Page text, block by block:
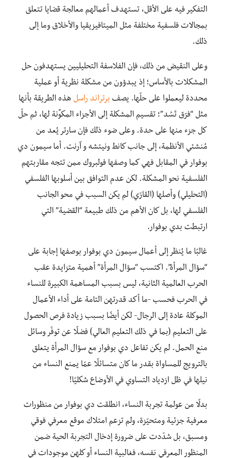
التفكير فيه على الأقل، تستهدف أعمالهم معالجة قضايا تتعلق
بمجالات فلسفية مختلفة مثل الميتافيزيقيا والأخلاق وما إلى
ذلك.
وعلى النقيض من ذلك، فإن الفلاسفة التحليليين يستهدفون حل
المشكلات بالأساس؛ إذ يبدؤون من مشكلة نظرية أو عملية
محددة ليعملوا على حلّها. يصف برتراند راسل هذه الطريقة بأنها
مثل “فرّق تَسُد”؛ تقسيم المشكلة إلى الأجزاء المكوِّنة لها، ثم حلّ
كل جزء منها على حدة. وعلى ضوء ذلك فإن سارتر يُعد من
مُنشئي الأنظمة، إلى جانب كانط ونيتشه و آرنت. أما سيمون دي
بوفوار في المقابل فهي كما وصفها فولبروك ممن تتجه مقاربتهم
الفلسفية نحو المشكلة. لكن عدم التوافق بين أسلوبها الفلسفي
(التحليلي) وأصلها (القارّي) لم يكن السبب في محو الجانب
الفلسفي لها، بل كان الأهم من ذلك طبيعة “القضية” التي
ارتبطت بدي بوفوار.
غالبًا ما يُنظر إلى أعمال سيمون دي بوفوار بوصفها إجابة على
“سؤال المرأة”. اكتسب “سؤال المرأة” أهمية متزايدة عقب
الحرب العالمية الثانية، ليس بسبب المساهمة الكبيرة للنساء
في الحرب فحسب -ما أكد قدرتهن التامة على أداء الأعمال
الموكلة عادة إلى الرجال- لكن أيضًا بسبب زيادة فرص الحصول
على التعليم (بما في ذلك التعليم العالي) فضلًا عن توفّر وسائل
منع الحمل. لم يكن تفاعل دي بوفوار مع سؤال المرأة يتعلق
بالترويج للمساواة بقدر ما كان متسائلًا عمّا يمنع النساء من
نيلها في ظل ازدياد التساوي في الأوضاع شكليًا!
بدلًا من عولمة تجربة النساء، انطلقت دي بوفوار من منظورات
معرفية جزئية ومتحيّزة، ولم تزعم امتلاك موقع معرفي فوقي
ومسبق، بل شدّدت على ضرورة إدخال التجربة الحية ضمن
المنظور المعرفي نفسه، فغالبية النساء أو كلهن موجودات في